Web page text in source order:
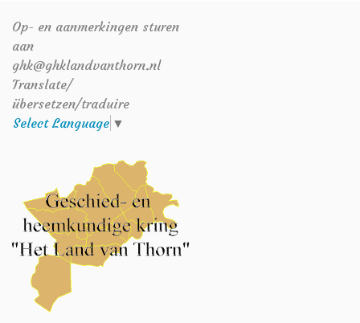
Op- en aanmerkingen sturen
aan
ghk@ghklandvanthorn.nl
Translate/
übersetzen/traduire
Select Language ▼